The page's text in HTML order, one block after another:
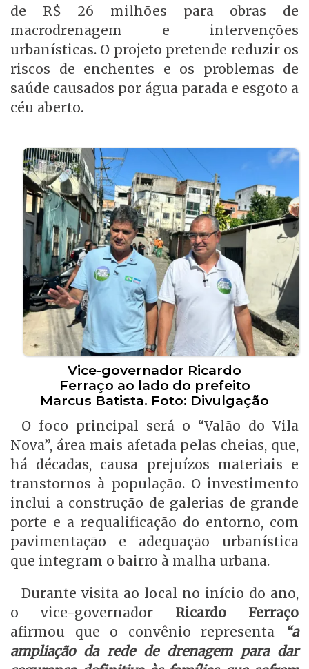
de R$ 26 milhões para obras de
macrodrenagem e intervenções
urbanísticas. O projeto pretende reduzir os
riscos de enchentes e os problemas de
saúde causados por água parada e esgoto a
céu aberto.
Vice-governador Ricardo
Ferraço ao lado do prefeito
Marcus Batista. Foto: Divulgação
O foco principal será o “Valão do Vila
Nova”, área mais afetada pelas cheias, que,
há décadas, causa prejuízos materiais e
transtornos à população. O investimento
inclui a construção de galerias de grande
porte e a requalificação do entorno, com
pavimentação e adequação urbanística
que integram o bairro à malha urbana.
Durante visita ao local no início do ano,
o vice-governador Ricardo Ferraço
afirmou que o convênio representa
“a
ampliação da rede de drenagem para dar